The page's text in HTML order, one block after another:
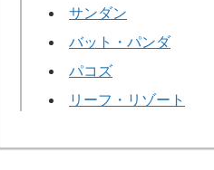
サンダン
バット・パンダ
パコズ
リーフ・リゾート